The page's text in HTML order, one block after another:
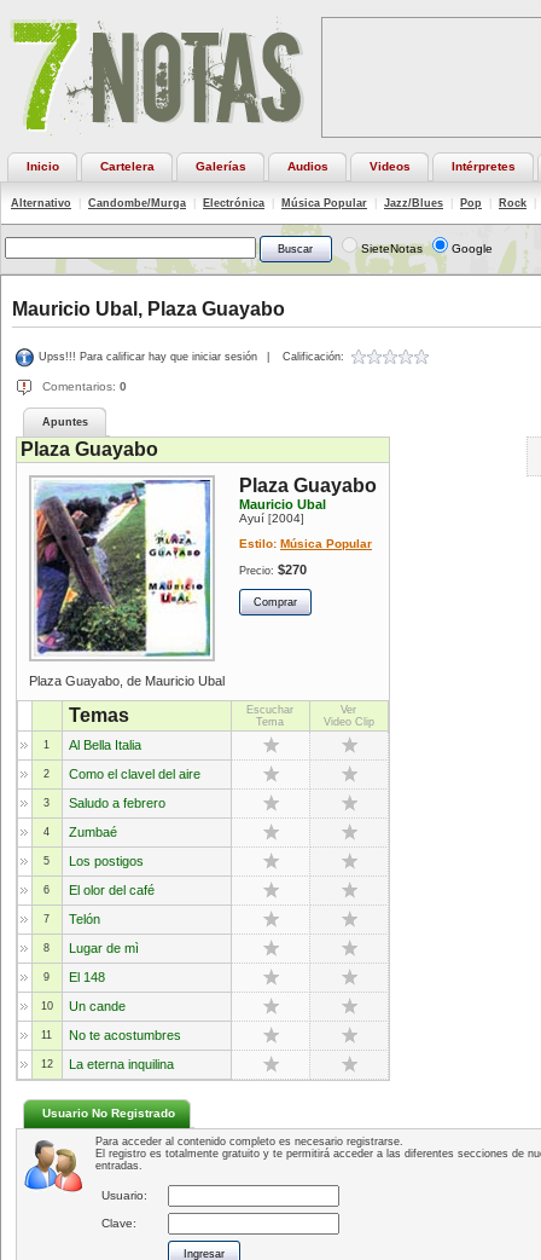
Inicio Cartelera Galerías Audios Videos Intérpretes
Alternativo Candombe/Murga Electrónica Música Popular Jazz/Blues Pop Rock
SieteNotas Google
Mauricio Ubal, Plaza Guayabo
Upss!!! Para calificar hay que iniciar sesión Calificación:
Comentarios: 0
Apuntes
Plaza Guayabo
Plaza Guayabo
Mauricio Ubal
Ayuí [2004]
Estilo: Música Popular
Precio: $270
Plaza Guayabo, de Mauricio Ubal
Temas
Escuchar
Tema
Ver
Video Clip
1
Al Bella Italia
2 Como el clavel del aire
3 Saludo a febrero
4 Zumbaé
5 Los postigos
6 El olor del café
7 Telón
8 Lugar de mì
9 El 148
10 Un cande
11 No te acostumbres
12 La eterna inquilina
Usuario No Registrado
Para acceder al contenido completo es necesario registrarse.
El registro es totalmente gratuito y te permitirá acceder a las diferentes secciones de
entradas.
Usuario:
Clave: